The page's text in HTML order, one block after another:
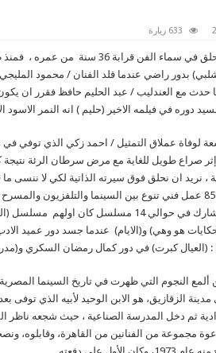
633 زيارة
انه الصقر الذي حلق في سماء الفن
بدور راضي عندما قلد الفنان / محمود
حدث مع العندليب / عبد الحليم حافظ فقرر ان
دوره في فيلمه الاخير (حليم ) انه النمر
27 مارس 2005 إثر صراع طويل للغاية مع مرض سرطان الرئة
، نريد ان نحلق فوق سيرته الذاتية لكي لا ننسى
شارك في قرابة 85 عمل فني تنوع بين السينما
(العيال كبرت) في دور كمال رمضان السكري
النجوم التي ظهرت في تاريخ السينما
الزقازيق، هو الابن الوحيد لأبيه الذي توفى
ثم دخل المدرسة الصناعية ، حيث شجعه
مجموعة من الفنانين من القاهرة، وقابلوه،